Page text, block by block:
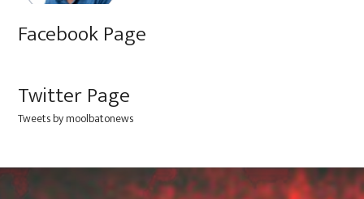
Facebook Page
Twitter Page
Tweets by moolbatonews